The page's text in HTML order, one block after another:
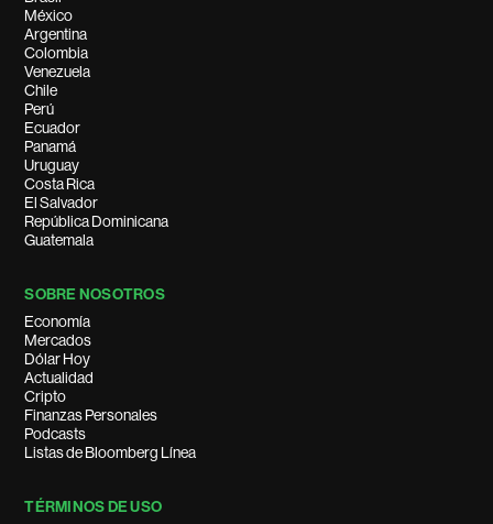
México
Argentina
Colombia
Venezuela
Chile
Perú
Ecuador
Panamá
Uruguay
Costa Rica
El Salvador
República Dominicana
Guatemala
SOBRE NOSOTROS
Economía
Mercados
Dólar Hoy
Actualidad
Cripto
Finanzas Personales
Podcasts
Listas de Bloomberg Línea
TÉRMINOS DE USO